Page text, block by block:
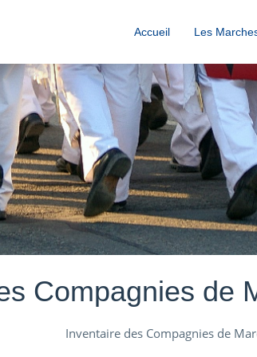
Accueil Les
Compagnies de
Inventaire des Compagnies de